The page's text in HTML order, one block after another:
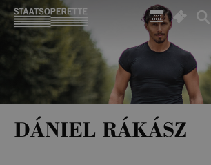
DÁNIEL RÁKÁSZ